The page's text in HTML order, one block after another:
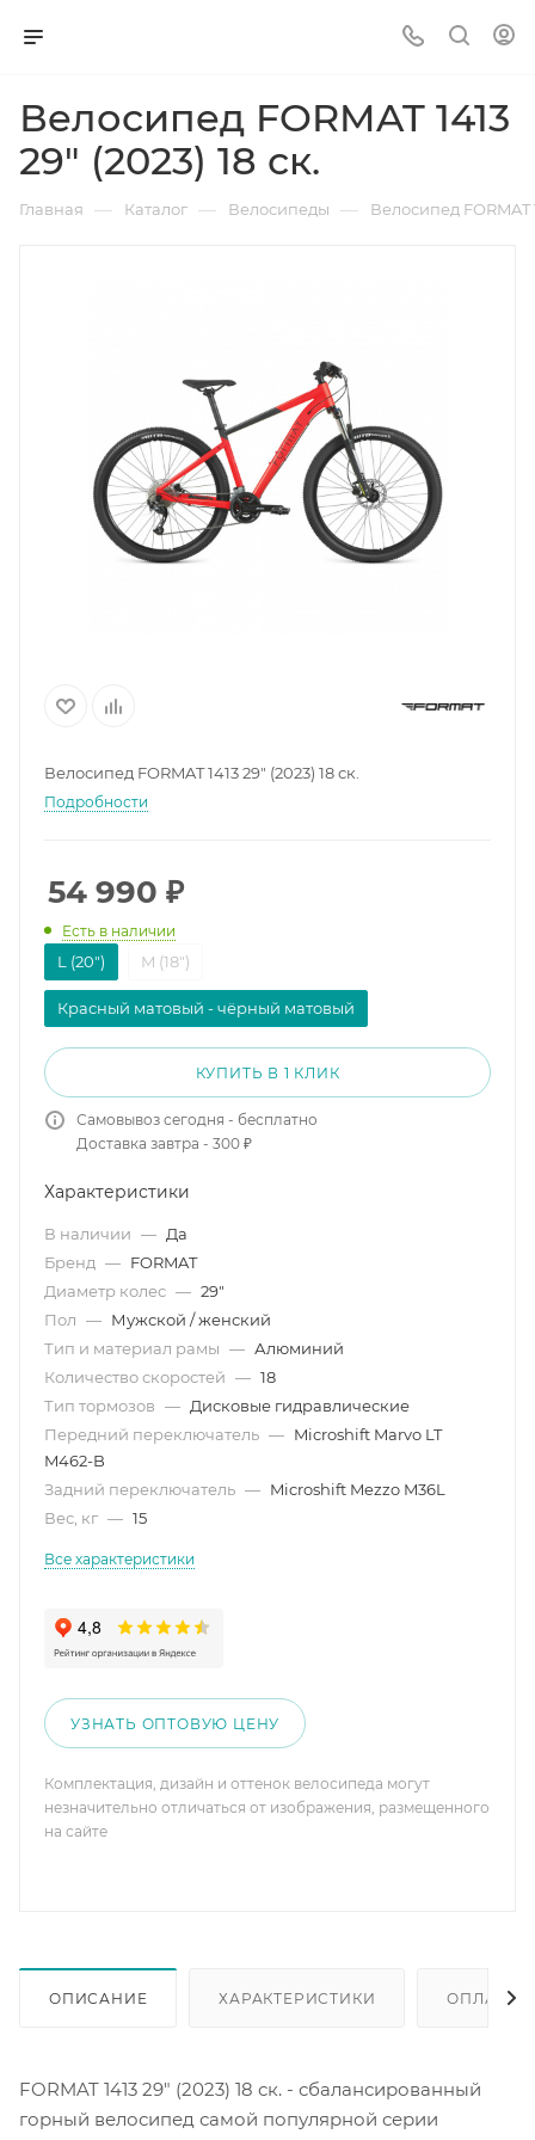
Велосипед FORMAT 1413
29" (2023) 18 ск.
Главная — Каталог — Велосипеды — Велосипед FORMAT
Велосипед FORMAT 1413 29" (2023) 18 ск.
Подробности
54 990 ₽
Есть в наличии
L (20") M (18")
Красный матовый - чёрный матовый
КУПИТЬ В 1 КЛИК
Самовывоз сегодня - бесплатно
Доставка завтра - 300 ₽
Характеристики
В наличии — Да
Бренд — FORMAT
Диаметр колес — 29"
Пол — Мужской / женский
Тип и материал рамы — Алюминий
Количество скоростей — 18
Тип тормозов — Дисковые гидравлические
Передний переключатель — Microshift Marvo LT
M462-B
Задний переключатель — Microshift Mezzo M36L
Вес, кг — 15
Все характеристики
УЗНАТЬ ОПТОВУЮ ЦЕНУ
Комплектация, дизайн и оттенок велосипеда могут
незначительно отличаться от изображения, размещенного
на сайте
ОПИСАНИЕ ХАРАКТЕРИСТИКИ ОПЛАТА
FORMAT 1413 29" (2023) 18 ск. - сбалансированный
горный велосипед самой популярной серии